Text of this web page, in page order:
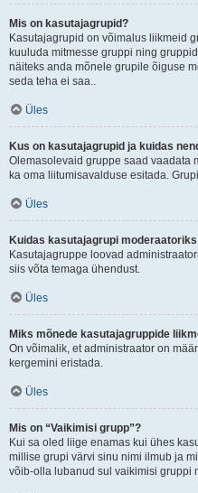
Mis on kasutajagrupid?
Kasutajagrupid on võimalus liikmeid
kuuluda mitmesse gruppi ning
näiteks anda mõnele grupile õiguse
seda teha ei saa..
Üles
Kus on kasutajagrupid ja kuidas
Olemasolevaid gruppe saad vaadata
ka oma liitumisavalduse esitada.
Üles
Kuidas kasutajagrupi
Kasutajagruppe loovad
siis võta temaga ühendust.
Üles
Miks mõnede kasutajagruppide
On võimalik, et administraator on
kergemini eristada.
Üles
Mis on “Vaikimisi grupp”?
Kui sa oled liige enamas kui ühes
millise grupi värvi sinu nimi ilmub ja
võib-olla lubanud sul vaikimisi gruppi